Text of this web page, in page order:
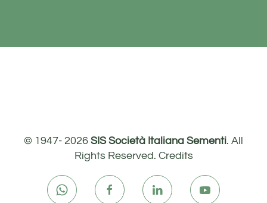
© 1947- 2026 SIS Società Italiana Sementi. All
Rights Reserved. Credits